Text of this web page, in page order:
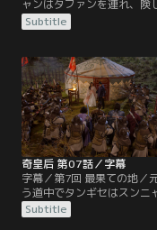
ャンはタファンを連れ、険
を王ワン・ユがいる都へ向
ン・ゴの策略でタファン殺
ジャオを救うため、襲撃し
の兵だと、生きているタフ
言してもらわねばならない
ンギセ将軍たちはタファン
殺すため、猟犬を連れて山
る。
Subtitle
奇皇后 第07話／字幕
字幕／第7回 最果ての地／
う道中でタンギセはスンニ
だと気づき、着飾らせて自
に連れてこいと命じる。タ
Subtitle